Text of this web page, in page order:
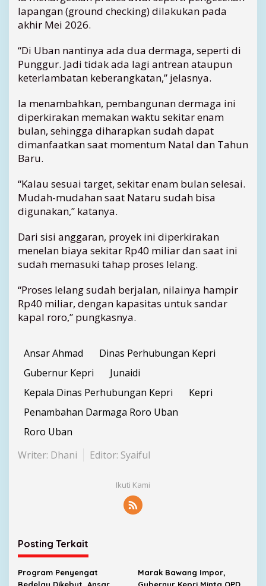
n
e
n
lapangan (ground checking) dilakukan pada
akhir Mei 2026.
“Di Uban nantinya ada dua dermaga, seperti di
Punggur. Jadi tidak ada lagi antrean ataupun
keterlambatan keberangkatan,” jelasnya.
Ia menambahkan, pembangunan dermaga ini
diperkirakan memakan waktu sekitar enam
bulan, sehingga diharapkan sudah dapat
dimanfaatkan saat momentum Natal dan Tahun
Baru.
“Kalau sesuai target, sekitar enam bulan selesai.
Mudah-mudahan saat Nataru sudah bisa
digunakan,” katanya.
Dari sisi anggaran, proyek ini diperkirakan
menelan biaya sekitar Rp40 miliar dan saat ini
sudah memasuki tahap proses lelang.
“Proses lelang sudah berjalan, nilainya hampir
Rp40 miliar, dengan kapasitas untuk sandar
kapal roro,” pungkasnya.
Ansar Ahmad
Dinas Perhubungan Kepri
Gubernur Kepri
Junaidi
Kepala Dinas Perhubungan Kepri
Kepri
Penambahan Darmaga Roro Uban
Roro Uban
Writer: Dhani
Editor: Syaiful
Ikuti Kami
Posting Terkait
Program Penyengat
Bedelau Dikebut, Ansar
Marak Bawang Impor,
Gubernur Kepri Minta OPD